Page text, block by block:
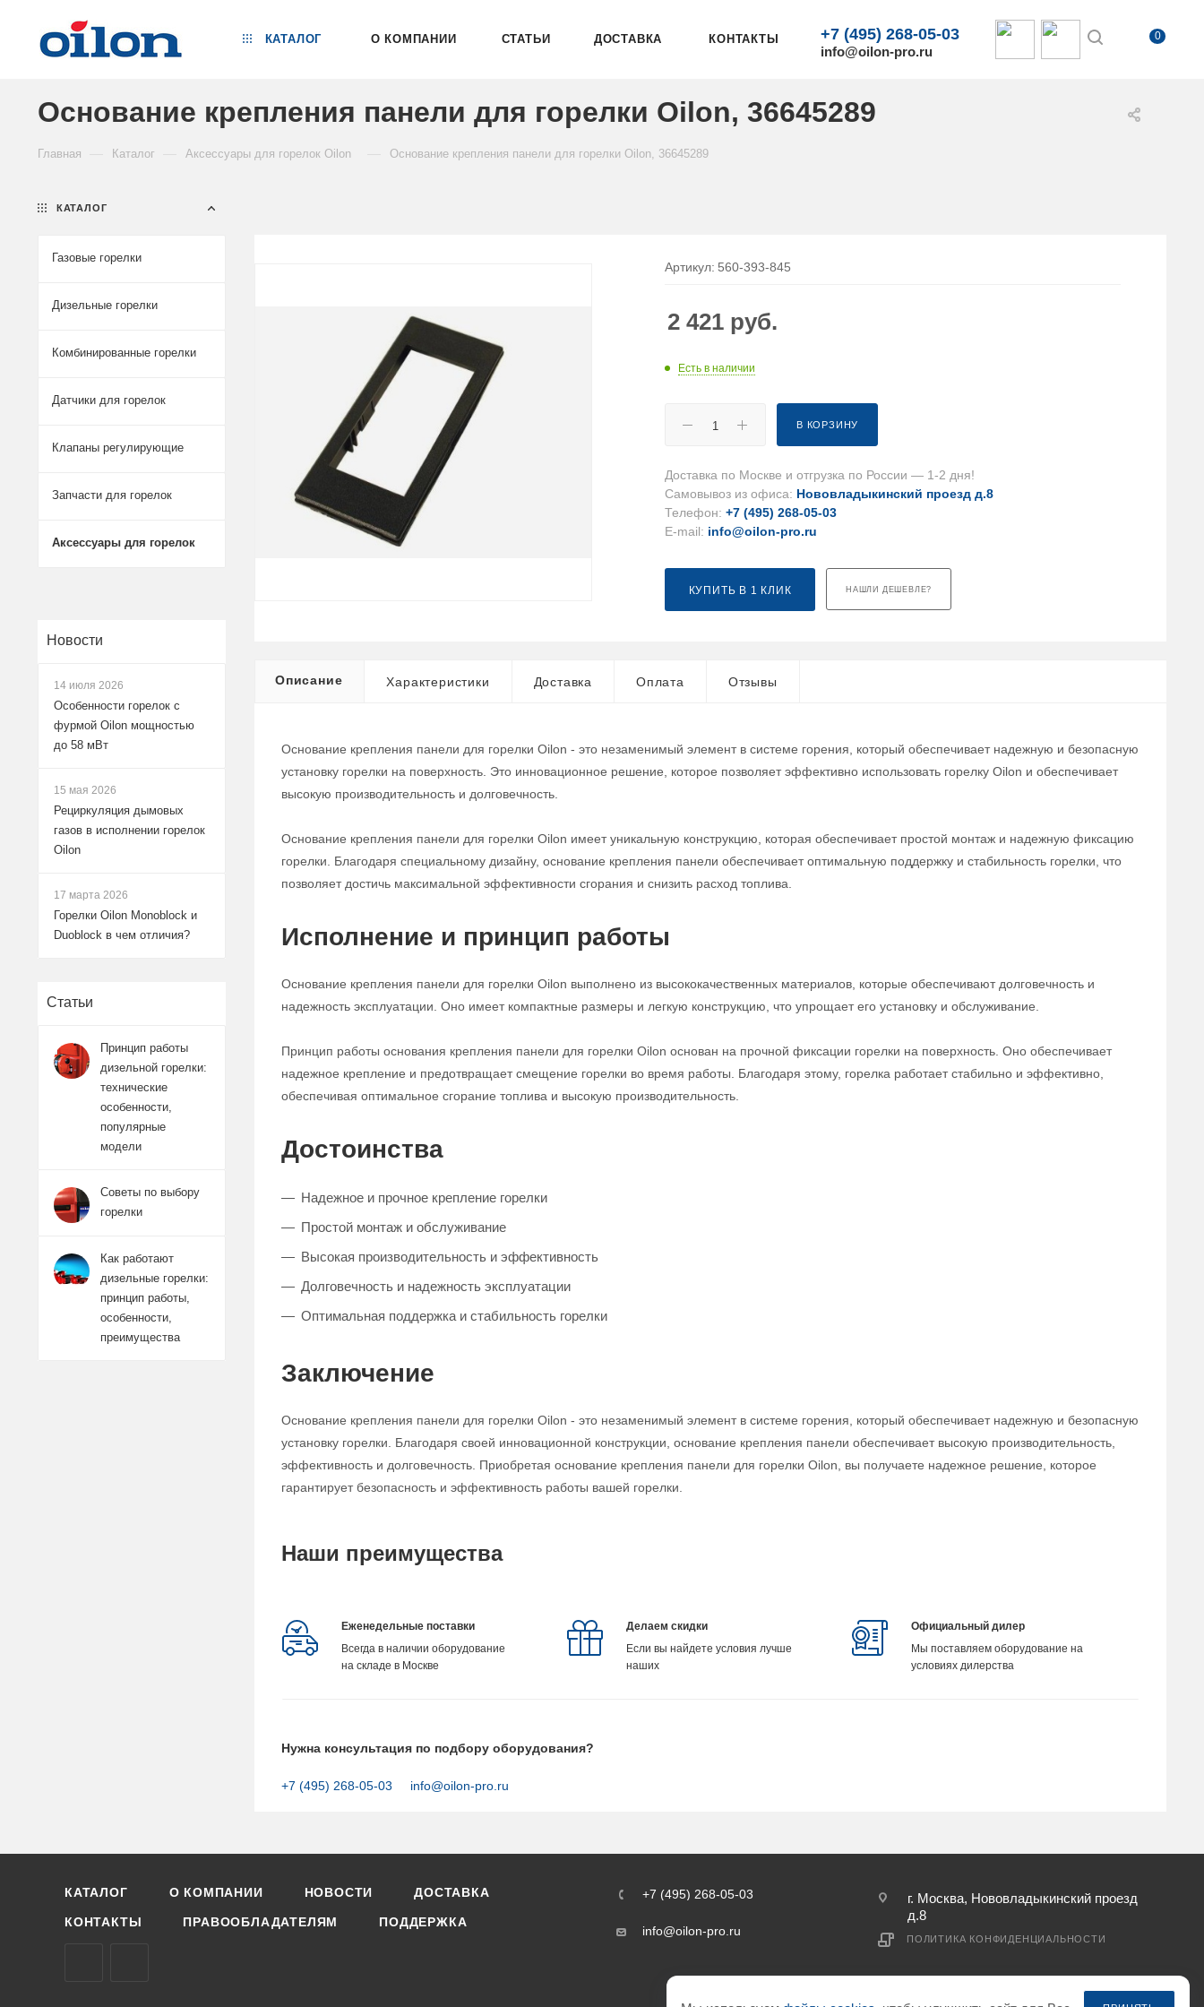
КАТАЛОГ О КОМПАНИИ СТАТЬИ ДОСТАВКА КОНТАКТЫ +7 (495) 268-05-03
info@oilon-pro.ru
0
Основание крепления панели для горелки Oilon, 36645289
Главная Каталог Аксессуары для горелок Oilon Основание крепления панели для горелки Oilon, 36645289
Артикул: 560-393-845
2 421 руб.
Есть в наличии
В КОРЗИНУ
Доставка по Москве и отгрузка по России — 1-2 дня!
Самовывоз из офиса: Нововладыкинский проезд д.8
Телефон:+7 (495) 268-05-03
E-mail: info@oilon-pro.ru
КУПИТЬ В 1 КЛИК НАШЛИ ДЕШЕВЛЕ?
Описание Характеристики Доставка Оплата Отзывы
Основание крепления панели для горелки Oilon - это незаменимый элемент в системе горения, который обеспечивает надежную и безопасную
установку горелки на поверхность. Это инновационное решение, которое позволяет эффективно использовать горелку Oilon и обеспечивает
высокую производительность и долговечность.
Основание крепления панели для горелки Oilon имеет уникальную конструкцию, которая обеспечивает простой монтаж и надежную фиксацию
горелки. Благодаря специальному дизайну, основание крепления панели обеспечивает оптимальную поддержку и стабильность горелки, что
позволяет достичь максимальной эффективности сгорания и снизить расход топлива.
Исполнение и принцип работы
Основание крепления панели для горелки Oilon выполнено из высококачественных материалов, которые обеспечивают долговечность и
надежность эксплуатации. Оно имеет компактные размеры и легкую конструкцию, что упрощает его установку и обслуживание.
Принцип работы основания крепления панели для горелки Oilon основан на прочной фиксации горелки на поверхность. Оно обеспечивает
надежное крепление и предотвращает смещение горелки во время работы. Благодаря этому, горелка работает стабильно и эффективно,
обеспечивая оптимальное сгорание топлива и высокую производительность.
Достоинства
Надежное и прочное крепление горелки
Простой монтаж и обслуживание
Высокая производительность и эффективность
Долговечность и надежность эксплуатации
Оптимальная поддержка и стабильность горелки
Заключение
Основание крепления панели для горелки Oilon - это незаменимый элемент в системе горения, который обеспечивает надежную и безопасную
установку горелки. Благодаря своей инновационной конструкции, основание крепления панели обеспечивает высокую производительность,
эффективность и долговечность. Приобретая основание крепления панели для горелки Oilon, вы получаете надежное решение, которое
гарантирует безопасность и эффективность работы вашей горелки.
Наши преимущества
Еженедельные поставки
Всегда в наличии оборудование
на складе в Москве
Делаем скидки
Если вы найдете условия лучше
наших
Официальный дилер
Мы поставляем оборудование на
условиях дилерства
Нужна консультация по подбору оборудования?
+7 (495) 268-05-03 info@oilon-pro.ru
КАТАЛОГ
Газовые горелки
Дизельные горелки
Комбинированные горелки
Датчики для горелок
Клапаны регулирующие
Запчасти для горелок
Аксессуары для горелок
Новости
14 июля 2026
Особенности горелок с
фурмой Oilon мощностью
до 58 мВт
15 мая 2026
Рециркуляция дымовых
газов в исполнении горелок
Oilon
17 марта 2026
Горелки Oilon Monoblock и
Duoblock в чем отличия?
Статьи
Принцип работы
дизельной горелки:
технические
особенности,
популярные
модели
Советы по выбору
горелки
Как работают
дизельные горелки:
принцип работы,
особенности,
преимущества
КАТАЛОГ О КОМПАНИИ НОВОСТИ ДОСТАВКА
КОНТАКТЫ ПРАВООБЛАДАТЕЛЯМ ПОДДЕРЖКА
+7 (495) 268-05-03
info@oilon-pro.ru
г. Москва, Нововладыкинский проезд
д.8
ПОЛИТИКА КОНФИДЕНЦИАЛЬНОСТИ